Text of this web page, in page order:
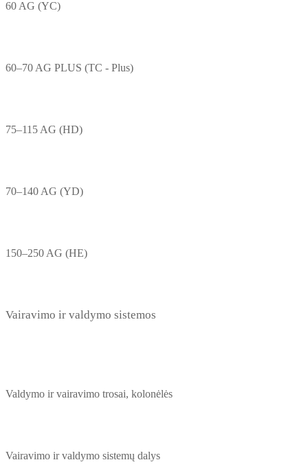
60 AG (YC)
60–70 AG PLUS (TC - Plus)
75–115 AG (HD)
70–140 AG (YD)
150–250 AG (HE)
Vairavimo ir valdymo sistemos
Valdymo ir vairavimo trosai, kolonėlės
Vairavimo ir valdymo sistemų dalys